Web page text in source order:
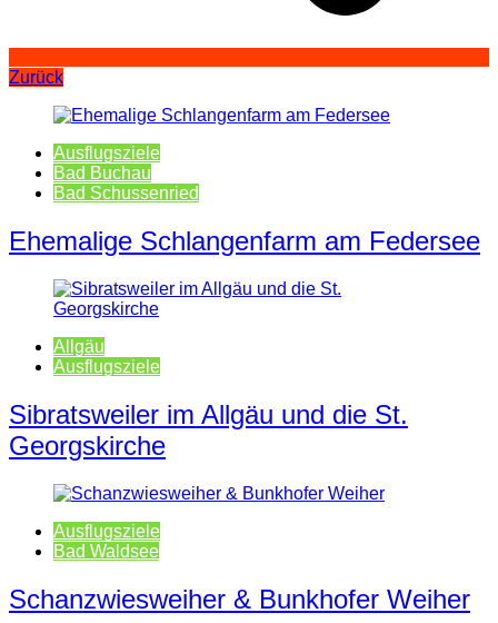
Zurück
Ausflugsziele
Bad Buchau
Bad Schussenried
Ehemalige Schlangenfarm am Federsee
Allgäu
Ausflugsziele
Sibratsweiler im Allgäu und die St.
Georgskirche
Ausflugsziele
Bad Waldsee
Schanzwiesweiher & Bunkhofer Weiher